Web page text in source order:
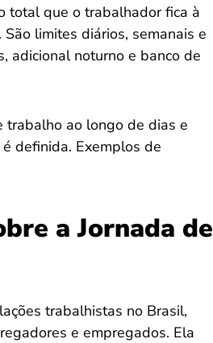
total que o trabalhador fica à
limites diários, semanais e
adicional noturno e banco de
ao longo de dias e
definida. Exemplos de
a Jornada de
trabalhistas no Brasil,
e empregados. Ela